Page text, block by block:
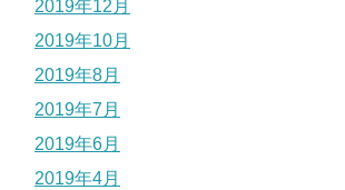
2019年12月
2019年10月
2019年8月
2019年7月
2019年6月
2019年4月